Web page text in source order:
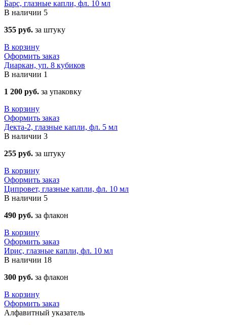
Барс, глазные капли, фл. 10 мл
В наличии 5
355 руб. за штуку
В корзину
Оформить заказ
Диаркан, уп. 8 кубиков
В наличии 1
1 200 руб. за упаковку
В корзину
Оформить заказ
Декта-2, глазные капли, фл. 5 мл
В наличии 3
255 руб. за штуку
В корзину
Оформить заказ
Ципровет, глазные капли, фл. 10 мл
В наличии 5
490 руб. за флакон
В корзину
Оформить заказ
Ирис, глазные капли, фл. 10 мл
В наличии 18
300 руб. за флакон
В корзину
Оформить заказ
Алфавитный указатель